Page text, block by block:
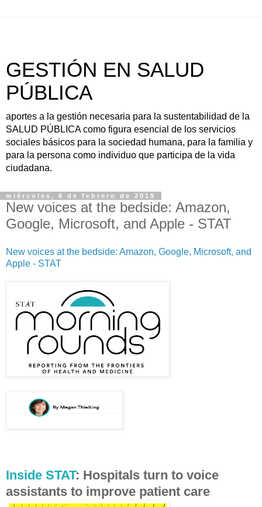
GESTIÓN EN SALUD
PÚBLICA
aportes a la gestión necesaria para la sustentabilidad de la
SALUD PÚBLICA como figura esencial de los servicios
sociales básicos para la sociedad humana, para la familia y
para la persona como individuo que participa de la vida
ciudadana.
miércoles, 6 de febrero de 2019
New voices at the bedside: Amazon,
Google, Microsoft, and Apple - STAT
New voices at the bedside: Amazon, Google, Microsoft, and
Apple - STAT
Inside STAT: Hospitals turn to voice
assistants to improve patient care